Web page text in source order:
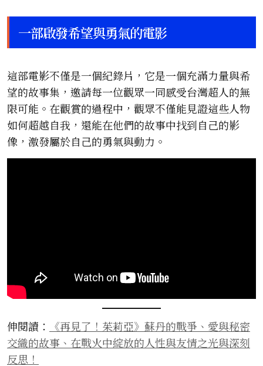
一部啟發希望與勇氣的電影
這部電影不僅是一個紀錄片，它是一個充滿力量與希
望的故事集，邀請每一位觀眾一同感受台灣超人的無
限可能。在觀賞的過程中，觀眾不僅能見證這些人物
如何超越自我，還能在他們的故事中找到自己的影
像，激發屬於自己的勇氣與動力。
伸閱讀：
《再見了！茱莉亞》蘇丹的戰爭、愛與秘密
交織的故事、在戰火中綻放的人性與友情之光與深刻
反思！